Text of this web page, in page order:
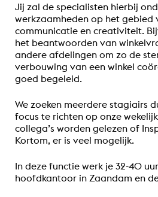
Jij zal de specialisten hierbij
werkzaamheden op het gebied
communicatie en creativiteit.
het beantwoorden van
andere afdelingen om zo de
verbouwing van een winkel
goed begeleid.
We zoeken meerdere stagiairs
focus te richten op onze
collega’s worden gelezen of
Kortom, er is veel mogelijk.
In deze functie werk je 32-40
hoofdkantoor in Zaandam en